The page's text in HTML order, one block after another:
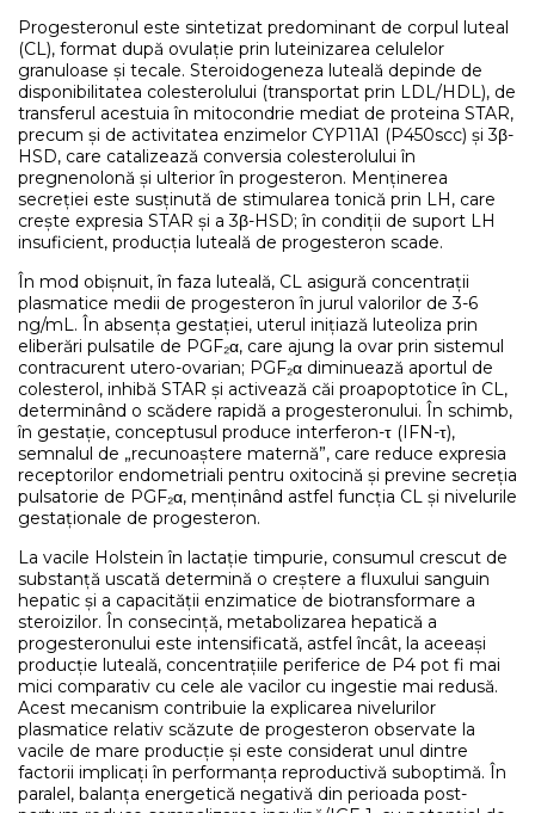
Progesteronul este sintetizat predominant de corpul luteal
(CL), format după ovulație prin luteinizarea celulelor
granuloase și tecale. Steroidogeneza luteală depinde de
disponibilitatea colesterolului (transportat prin LDL/HDL), de
transferul acestuia în mitocondrie mediat de proteina STAR,
precum și de activitatea enzimelor CYP11A1 (P450scc) și 3β-
HSD, care catalizează conversia colesterolului în
pregnenolonă și ulterior în progesteron. Menținerea
secreției este susținută de stimularea tonică prin LH, care
crește expresia STAR și a 3β-HSD; în condiții de suport LH
insuficient, producția luteală de progesteron scade.
În mod obișnuit, în faza luteală, CL asigură concentrații
plasmatice medii de progesteron în jurul valorilor de 3-6
ng/mL. În absența gestației, uterul inițiază luteoliza prin
eliberări pulsatile de PGF₂α, care ajung la ovar prin sistemul
contracurent utero-ovarian; PGF₂α diminuează aportul de
colesterol, inhibă STAR și activează căi proapoptotice în CL,
determinând o scădere rapidă a progesteronului. În schimb,
în gestație, conceptusul produce interferon-τ (IFN-τ),
semnalul de „recunoaștere maternă”, care reduce expresia
receptorilor endometriali pentru oxitocină și previne secreția
pulsatorie de PGF₂α, menținând astfel funcția CL și nivelurile
gestaționale de progesteron.
La vacile Holstein în lactație timpurie, consumul crescut de
substanță uscată determină o creștere a fluxului sanguin
hepatic și a capacității enzimatice de biotransformare a
steroizilor. În consecință, metabolizarea hepatică a
progesteronului este intensificată, astfel încât, la aceeași
producție luteală, concentrațiile periferice de P4 pot fi mai
mici comparativ cu cele ale vacilor cu ingestie mai redusă.
Acest mecanism contribuie la explicarea nivelurilor
plasmatice relativ scăzute de progesteron observate la
vacile de mare producție și este considerat unul dintre
factorii implicați în performanța reproductivă suboptimă. În
paralel, balanța energetică negativă din perioada post-